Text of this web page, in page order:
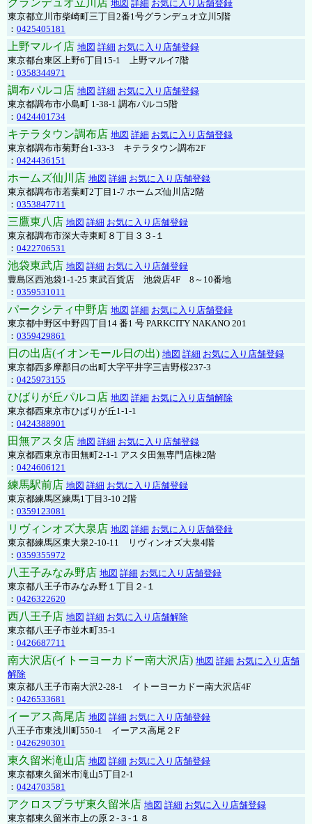
グランデュオ立川店 地図 詳細 お気に入り店舗登録
東京都立川市柴崎町三丁目2番1号グランデュオ立川5階
： 0425405181
上野マルイ店 地図 詳細 お気に入り店舗登録
東京都台東区上野6丁目15-1 上野マルイ7階
： 0358344971
調布パルコ店 地図 詳細 お気に入り店舗登録
東京都調布市小島町 1-38-1 調布パルコ5階
： 0424401734
キテラタウン調布店 地図 詳細 お気に入り店舗登録
東京都調布市菊野台1-33-3 キテラタウン調布2F
： 0424436151
ホームズ仙川店 地図 詳細 お気に入り店舗登録
東京都調布市若葉町2丁目1-7 ホームズ仙川店2階
： 0353847711
三鷹東八店 地図 詳細 お気に入り店舗登録
東京都調布市深大寺東町８丁目３３-１
： 0422706531
池袋東武店 地図 詳細 お気に入り店舗登録
豊島区西池袋1-1-25 東武百貨店 池袋店4F 8～10番地
： 0359531011
パークシティ中野店 地図 詳細 お気に入り店舗登録
東京都中野区中野四丁目14 番1 号 PARKCITY NAKANO 201
： 0359429861
日の出店(イオンモール日の出) 地図 詳細 お気に入り店舗登録
東京都西多摩郡日の出町大字平井字三吉野桜237-3
： 0425973155
ひばりが丘パルコ店 地図 詳細 お気に入り店舗解除
東京都西東京市ひばりが丘1-1-1
： 0424388901
田無アスタ店 地図 詳細 お気に入り店舗登録
東京都西東京市田無町2-1-1 アスタ田無専門店棟2階
： 0424606121
練馬駅前店 地図 詳細 お気に入り店舗登録
東京都練馬区練馬1丁目3-10 2階
： 0359123081
リヴィンオズ大泉店 地図 詳細 お気に入り店舗登録
東京都練馬区東大泉2-10-11 リヴィンオズ大泉4階
： 0359355972
八王子みなみ野店 地図 詳細 お気に入り店舗登録
東京都八王子市みなみ野１丁目２-１
： 0426322620
西八王子店 地図 詳細 お気に入り店舗解除
東京都八王子市並木町35-1
： 0426687711
南大沢店(イトーヨーカドー南大沢店) 地図 詳細 お気に入り店舗
解除
東京都八王子市南大沢2-28-1 イトーヨーカドー南大沢店4F
： 0426533681
イーアス高尾店 地図 詳細 お気に入り店舗登録
八王子市東浅川町550-1 イーアス高尾２F
： 0426290301
東久留米滝山店 地図 詳細 お気に入り店舗登録
東京都東久留米市滝山5丁目2-1
： 0424703581
アクロスプラザ東久留米店 地図 詳細 お気に入り店舗登録
東京都東久留米市上の原２-３-１８